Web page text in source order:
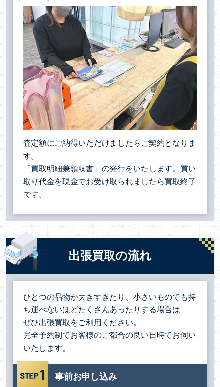
査定額にご納得いただけましたらご契約となりま
す。
「買取明細兼領収書」の発行をいたします。買い
取り代金を現金でお受け取られましたら買取終了
です。
出張買取の流れ
ひとつの品物が大きすぎたり、小さいものでも持
ち運べないほどたくさんあったりする場合は
ぜひ出張買取をご利用ください。
完全予約制でお客様のご都合の良い日時でお伺い
いたします。
事前お申し込み